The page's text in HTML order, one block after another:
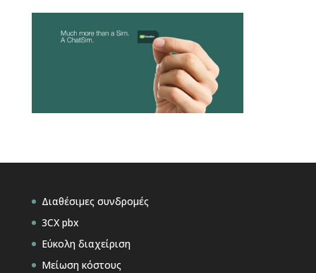
Διαθέσιμες συνδρομές
3CX pbx
Εύκολη διαχείριση
Μείωση κόστους